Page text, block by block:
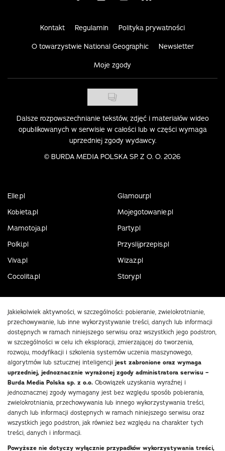
Kontakt Regulamin Polityka prywatności
O towarzystwie National Geographic Newsletter
Moje zgody
Dalsze rozpowszechnianie tekstów, zdjęć i materiałów wideo
opublikowanych w serwisie w całości lub w części wymaga
uprzedniej zgody wydawcy.
© BURDA MEDIA POLSKA SP. Z O. O. 2026
Elle.pl
Glamour.pl
Kobieta.pl
Mojegotowanie.pl
Mamotoja.pl
Party.pl
Polki.pl
Przyslijprzepis.pl
Viva.pl
Wizaz.pl
Cocolita.pl
Story.pl
Jakiekolwiek aktywności, w szczególności: pobieranie, zwielokrotnianie,
przechowywanie, lub inne wykorzystywanie treści, danych lub informacji
dostępnych w ramach niniejszego serwisu oraz wszystkich jego podstron,
w szczególności w celu ich eksploracji, zmierzającej do tworzenia,
rozwoju, modyfikacji i szkolenia systemów uczenia maszynowego,
algorytmów lub sztucznej inteligencji jest zabronione oraz wymaga
uprzedniej, jednoznacznie wyrażonej zgody administratora serwisu –
Burda Media Polska sp. z o.o. Obowiązek uzyskania wyraźnej i
jednoznacznej zgody wymagany jest bez względu sposób pobierania,
zwielokrotniania, przechowywania lub innego wykorzystywania treści,
danych lub informacji dostępnych w ramach niniejszego serwisu oraz
wszystkich jego podstron, jak również bez względu na charakter tych
treści, danych i informacji.
Powyższe nie dotyczy wyłącznie przypadków wykorzystywania treści,